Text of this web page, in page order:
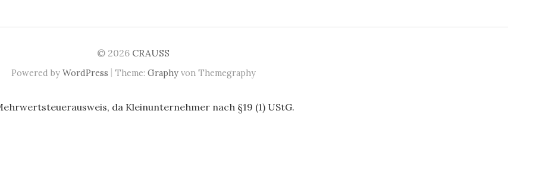
© 2026 CRAUSS
Powered by WordPress | Theme: Graphyvon Themegraphy
da Kleinunternehmer nach §19 (1) UStG.